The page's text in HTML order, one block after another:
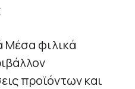
Μέσα φιλικά
προϊόντων και